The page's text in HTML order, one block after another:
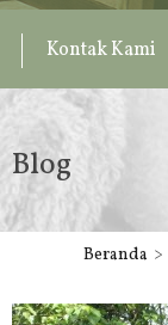
Kontak Kami
Blog
Beranda